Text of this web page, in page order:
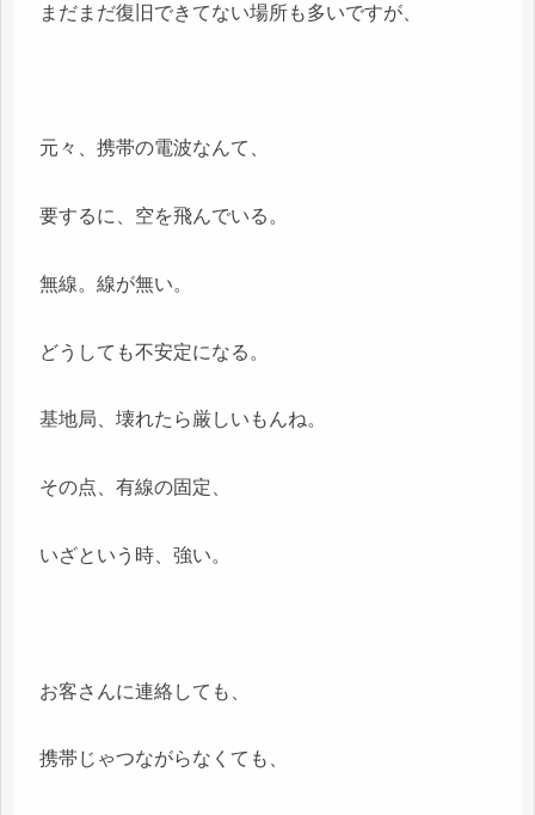
まだまだ復旧できてない場所も多いですが、
元々、携帯の電波なんて、
要するに、空を飛んでいる。
無線。線が無い。
どうしても不安定になる。
基地局、壊れたら厳しいもんね。
その点、有線の固定、
いざという時、強い。
お客さんに連絡しても、
携帯じゃつながらなくても、